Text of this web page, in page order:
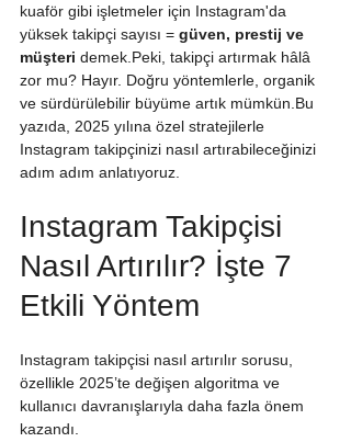
kuaför gibi işletmeler için Instagram'da
yüksek takipçi sayısı = güven, prestij ve
müşteri demek.Peki, takipçi artırmak hâlâ
zor mu? Hayır. Doğru yöntemlerle, organik
ve sürdürülebilir büyüme artık mümkün.Bu
yazıda, 2025 yılına özel stratejilerle
Instagram takipçinizi nasıl artırabileceğinizi
adım adım anlatıyoruz.
Instagram Takipçisi
Nasıl Artırılır? İşte 7
Etkili Yöntem
Instagram takipçisi nasıl artırılır sorusu,
özellikle 2025’te değişen algoritma ve
kullanıcı davranışlarıyla daha fazla önem
kazandı.